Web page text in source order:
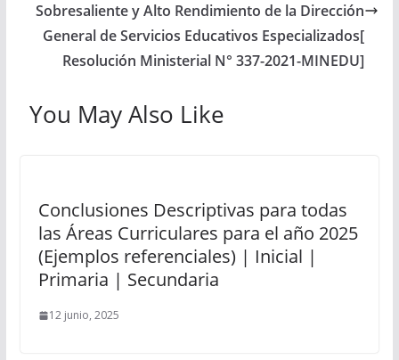
Sobresaliente y Alto Rendimiento de la Dirección
General de Servicios Educativos Especializados[
Resolución Ministerial N° 337-2021-MINEDU]
You May Also Like
Conclusiones Descriptivas para todas
las Áreas Curriculares para el año 2025
(Ejemplos referenciales) | Inicial |
Primaria | Secundaria
12 junio, 2025